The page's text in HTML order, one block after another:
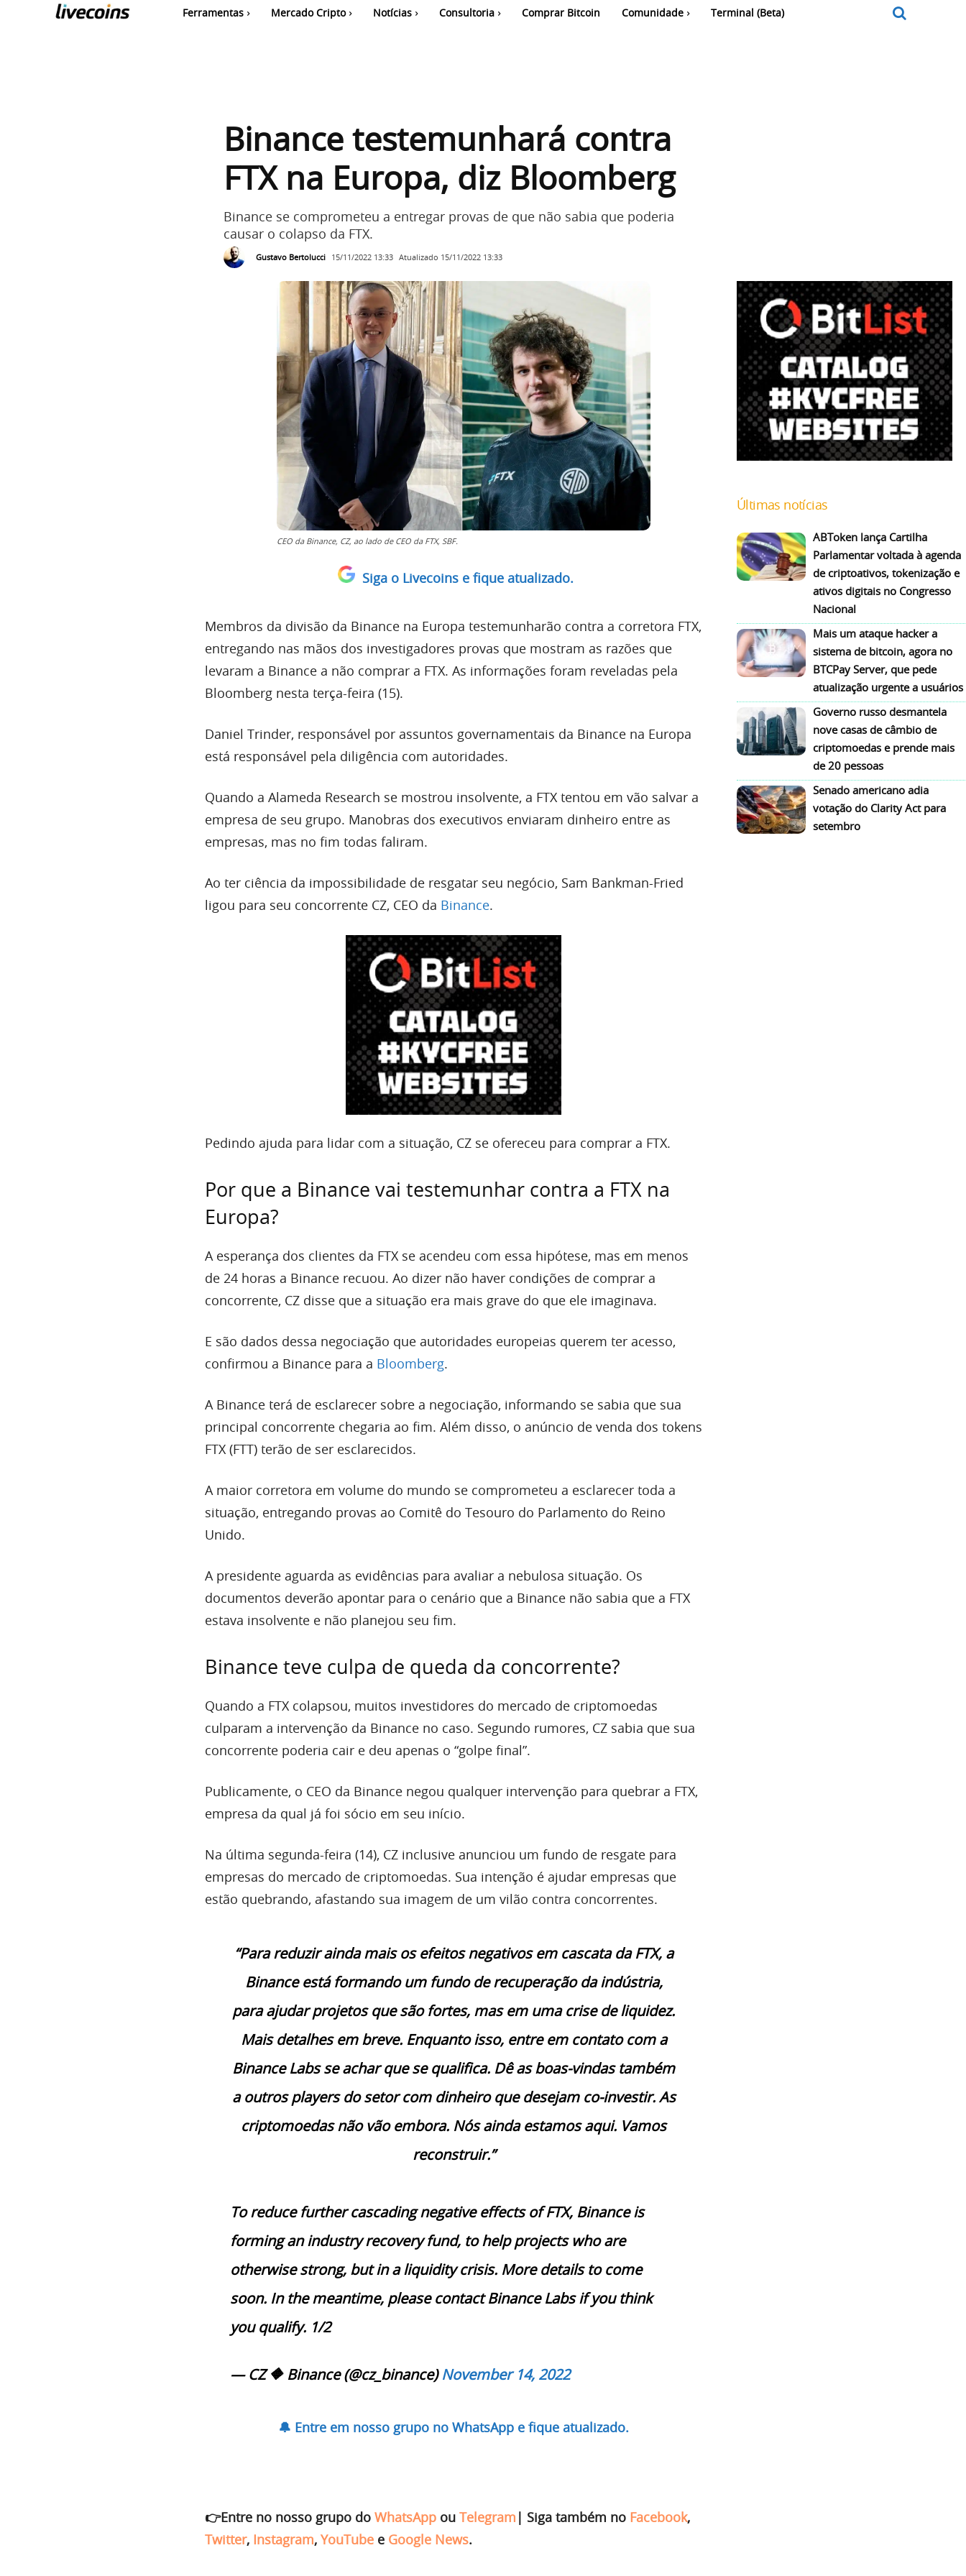
Ferramentas Mercado Cripto Notícias Consultoria Comprar Bitcoin Comunidade Terminal (Beta)
Binance testemunhará contra
FTX na Europa, diz Bloomberg
Binance se comprometeu a entregar provas de que não sabia que poderia
causar o colapso da FTX.
Gustavo Bertolucci 15/11/2022 13:33 Atualizado 15/11/2022 13:33
CEO da Binance, CZ, ao lado de CEO da FTX, SBF.
Siga o Livecoins e fique atualizado.
Membros da divisão da Binance na Europa testemunharão contra a corretora FTX,
entregando nas mãos dos investigadores provas que mostram as razões que
levaram a Binance a não comprar a FTX. As informações foram reveladas pela
Bloomberg nesta terça-feira (15).
Daniel Trinder, responsável por assuntos governamentais da Binance na Europa
está responsável pela diligência com autoridades.
Quando a Alameda Research se mostrou insolvente, a FTX tentou em vão salvar a
empresa de seu grupo. Manobras dos executivos enviaram dinheiro entre as
empresas, mas no fim todas faliram.
Ao ter ciência da impossibilidade de resgatar seu negócio, Sam Bankman-Fried
ligou para seu concorrente CZ, CEO da Binance.
Pedindo ajuda para lidar com a situação, CZ se ofereceu para comprar a FTX.
Por que a Binance vai testemunhar contra a FTX na
Europa?
A esperança dos clientes da FTX se acendeu com essa hipótese, mas em menos
de 24 horas a Binance recuou. Ao dizer não haver condições de comprar a
concorrente, CZ disse que a situação era mais grave do que ele imaginava.
E são dados dessa negociação que autoridades europeias querem ter acesso,
confirmou a Binance para a Bloomberg.
A Binance terá de esclarecer sobre a negociação, informando se sabia que sua
principal concorrente chegaria ao fim. Além disso, o anúncio de venda dos tokens
FTX (FTT) terão de ser esclarecidos.
A maior corretora em volume do mundo se comprometeu a esclarecer toda a
situação, entregando provas ao Comitê do Tesouro do Parlamento do Reino
Unido.
A presidente aguarda as evidências para avaliar a nebulosa situação. Os
documentos deverão apontar para o cenário que a Binance não sabia que a FTX
estava insolvente e não planejou seu fim.
Binance teve culpa de queda da concorrente?
Quando a FTX colapsou, muitos investidores do mercado de criptomoedas
culparam a intervenção da Binance no caso. Segundo rumores, CZ sabia que sua
concorrente poderia cair e deu apenas o “golpe final”.
Publicamente, o CEO da Binance negou qualquer intervenção para quebrar a FTX,
empresa da qual já foi sócio em seu início.
Na última segunda-feira (14), CZ inclusive anunciou um fundo de resgate para
empresas do mercado de criptomoedas. Sua intenção é ajudar empresas que
estão quebrando, afastando sua imagem de um vilão contra concorrentes.
“Para reduzir ainda mais os efeitos negativos em cascata da FTX, a
Binance está formando um fundo de recuperação da indústria,
para ajudar projetos que são fortes, mas em uma crise de liquidez.
Mais detalhes em breve. Enquanto isso, entre em contato com a
Binance Labs se achar que se qualifica. Dê as boas-vindas também
a outros players do setor com dinheiro que desejam co-investir. As
criptomoedas não vão embora. Nós ainda estamos aqui. Vamos
reconstruir.”
To reduce further cascading negative effects of FTX, Binance is
forming an industry recovery fund, to help projects who are
otherwise strong, but in a liquidity crisis. More details to come
soon. In the meantime, please contact Binance Labs if you think
you qualify. 1/2
— CZ 🔶 Binance (@cz_binance)November 14, 2022
🔔 Entre em nosso grupo no WhatsApp e fique atualizado.
👉Entre no nosso grupo do WhatsApp ou Telegram | Siga também no Facebook,
Twitter, Instagram, YouTube e Google News.
Últimas notícias
ABToken lança Cartilha
Parlamentar voltada à agenda
de criptoativos, tokenização e
ativos digitais no Congresso
Nacional
Mais um ataque hacker a
sistema de bitcoin, agora no
BTCPay Server, que pede
atualização urgente a usuários
Governo russo desmantela
nove casas de câmbio de
criptomoedas e prende mais
de 20 pessoas
Senado americano adia
votação do Clarity Act para
setembro